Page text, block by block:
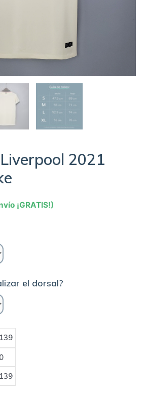
2021
¡GRATIS!)
el dorsal?